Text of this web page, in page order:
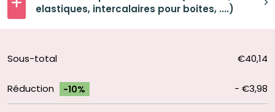
elastiques, intercalaires pour boites, ....)
Sous-total €40,14
Réduction -10% - €3,98